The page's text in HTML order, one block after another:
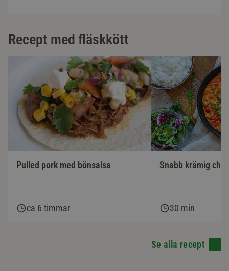
Recept med fläskkött
Pulled pork med bönsalsa
ca 6 timmar
Snabb krämig
30 min
Se alla recept